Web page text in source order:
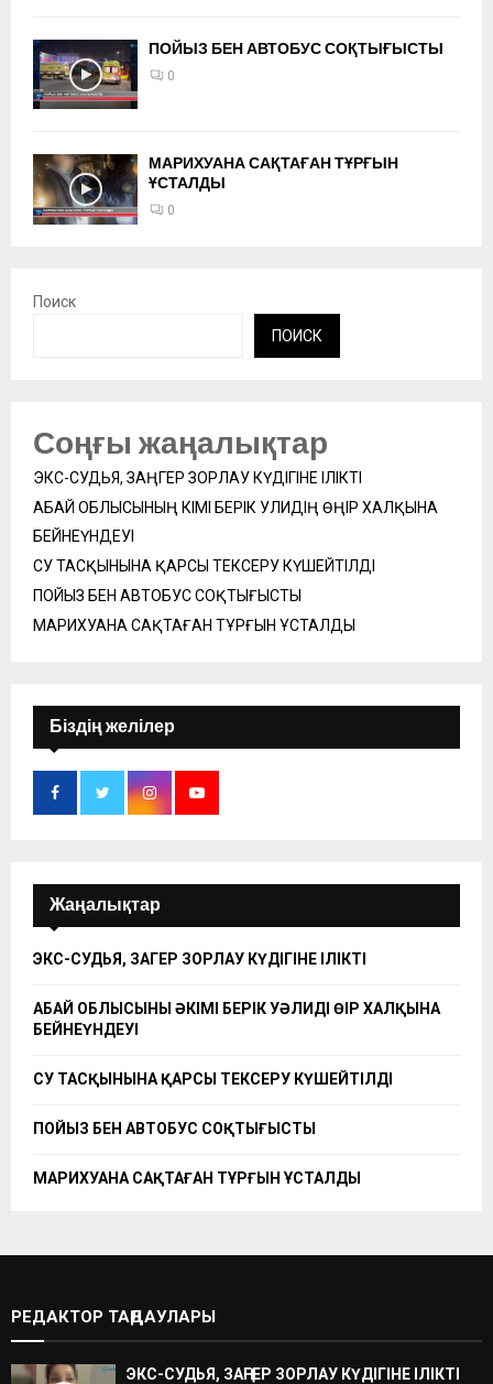
ПОЙЫЗ БЕН АВТОБУС СОҚТЫҒЫСТЫ
0
МАРИХУАНА САҚТАҒАН ТҰРҒЫН
ҰСТАЛДЫ
0
Поиск
ПОИСК
Соңғы жаңалықтар
ЭКС-СУДЬЯ, ЗАҢГЕР ЗОРЛАУ КҮДІГІНЕ ІЛІКТІ
АБАЙ ОБЛЫСЫНЫҢ ӘКІМІ БЕРІК УӘЛИДІҢ ӨҢІР ХАЛҚЫНА
БЕЙНЕҮНДЕУІ
СУ ТАСҚЫНЫНА ҚАРСЫ ТЕКСЕРУ КҮШЕЙТІЛДІ
ПОЙЫЗ БЕН АВТОБУС СОҚТЫҒЫСТЫ
МАРИХУАНА САҚТАҒАН ТҰРҒЫН ҰСТАЛДЫ
Біздің желілер
Жаңалықтар
ЭКС-СУДЬЯ, ЗАҢГЕР ЗОРЛАУ КҮДІГІНЕ ІЛІКТІ
АБАЙ ОБЛЫСЫНЫҢ ӘКІМІ БЕРІК УӘЛИДІҢ ӨҢІР ХАЛҚЫНА
БЕЙНЕҮНДЕУІ
СУ ТАСҚЫНЫНА ҚАРСЫ ТЕКСЕРУ КҮШЕЙТІЛДІ
ПОЙЫЗ БЕН АВТОБУС СОҚТЫҒЫСТЫ
МАРИХУАНА САҚТАҒАН ТҰРҒЫН ҰСТАЛДЫ
РЕДАКТОР ТАҢДАУЛАРЫ
ЭКС-СУДЬЯ, ЗАҢГЕР ЗОРЛАУ КҮДІГІНЕ ІЛІКТІ